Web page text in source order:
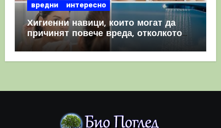
вредни интересно
Хигиенни навици, които могат да
причинят повече вреда, отколкото
полза